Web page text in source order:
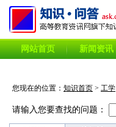
网站首页 新闻资讯
您现在的位置： 知识首页 > 工学
请输入您要查找的问题：